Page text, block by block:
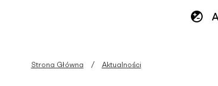
Strona Główna Aktualności